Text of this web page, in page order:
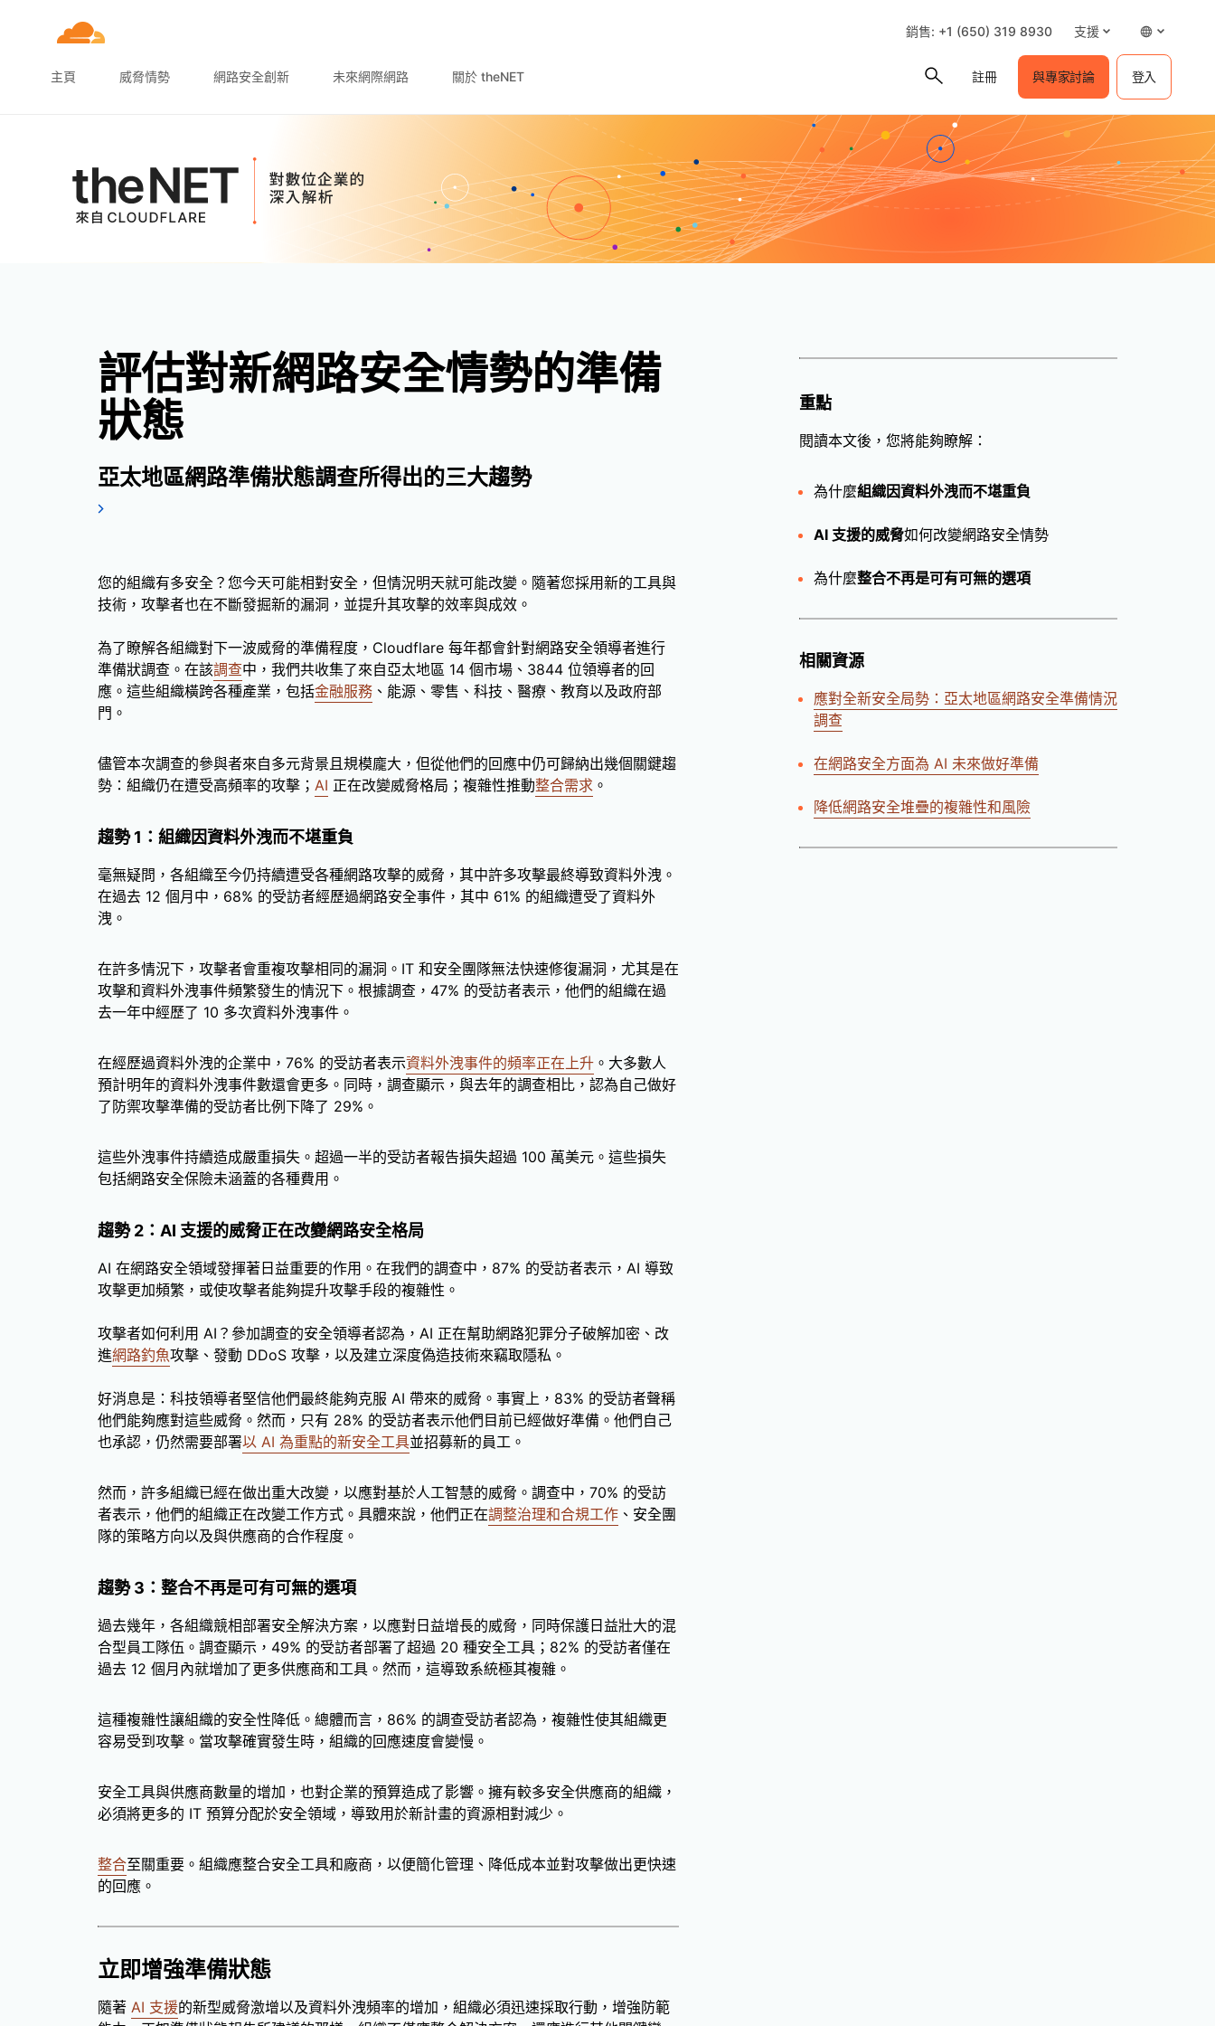
銷售: +1 (650) 319 8930 支援
主頁 威脅情勢 網路安全創新 未來網際網路 關於 theNET 註冊 與專家討論 登入
評估對新網路安全情勢的準備
狀態
亞太地區網路準備狀態調查所得出的三大趨勢
您的組織有多安全？您今天可能相對安全，但情況明天就可能改變。隨著您採用新的工具與
技術，攻擊者也在不斷發掘新的漏洞，並提升其攻擊的效率與成效。
為了瞭解各組織對下一波威脅的準備程度，Cloudflare 每年都會針對網路安全領導者進行
準備狀調查。在該調查中，我們共收集了來自亞太地區 14 個市場、3844 位領導者的回
應。這些組織橫跨各種產業，包括金融服務 、能源、零售、科技、醫療、教育以及政府部
門。
儘管本次調查的參與者來自多元背景且規模龐大，但從他們的回應中仍可歸納出幾個關鍵趨
勢：組織仍在遭受高頻率的攻擊； AI 正在改變威脅格局；複雜性推動整合需求 。
趨勢 1：組織因資料外洩而不堪重負
毫無疑問，各組織至今仍持續遭受各種網路攻擊的威脅，其中許多攻擊最終導致資料外洩。
在過去 12 個月中，68% 的受訪者經歷過網路安全事件，其中 61% 的組織遭受了資料外
洩。
在許多情況下，攻擊者會重複攻擊相同的漏洞。IT 和安全團隊無法快速修復漏洞，尤其是在
攻擊和資料外洩事件頻繁發生的情況下。根據調查，47% 的受訪者表示，他們的組織在過
去一年中經歷了 10 多次資料外洩事件。
在經歷過資料外洩的企業中，76% 的受訪者表示資料外洩事件的頻率正在上升 。大多數人
預計明年的資料外洩事件數還會更多。同時，調查顯示，與去年的調查相比，認為自己做好
了防禦攻擊準備的受訪者比例下降了 29%。
這些外洩事件持續造成嚴重損失。超過一半的受訪者報告損失超過 100 萬美元。這些損失
包括網路安全保險未涵蓋的各種費用。
趨勢 2：AI 支援的威脅正在改變網路安全格局
AI 在網路安全領域發揮著日益重要的作用。在我們的調查中，87% 的受訪者表示，AI 導致
攻擊更加頻繁，或使攻擊者能夠提升攻擊手段的複雜性。
攻擊者如何利用 AI？參加調查的安全領導者認為，AI 正在幫助網路犯罪分子破解加密、改
進網路釣魚攻擊、發動 DDoS 攻擊，以及建立深度偽造技術來竊取隱私。
好消息是：科技領導者堅信他們最終能夠克服 AI 帶來的威脅。事實上，83% 的受訪者聲稱
他們能夠應對這些威脅。然而，只有 28% 的受訪者表示他們目前已經做好準備。他們自己
也承認，仍然需要部署以 AI 為重點的新安全工具並招募新的員工。
然而，許多組織已經在做出重大改變，以應對基於人工智慧的威脅。調查中，70% 的受訪
者表示，他們的組織正在改變工作方式。具體來說，他們正在調整治理和合規工作 、安全團
隊的策略方向以及與供應商的合作程度。
趨勢 3：整合不再是可有可無的選項
過去幾年，各組織競相部署安全解決方案，以應對日益增長的威脅，同時保護日益壯大的混
合型員工隊伍。調查顯示，49% 的受訪者部署了超過 20 種安全工具；82% 的受訪者僅在
過去 12 個月內就增加了更多供應商和工具。然而，這導致系統極其複雜。
這種複雜性讓組織的安全性降低。總體而言，86% 的調查受訪者認為，複雜性使其組織更
容易受到攻擊。當攻擊確實發生時，組織的回應速度會變慢。
安全工具與供應商數量的增加，也對企業的預算造成了影響。擁有較多安全供應商的組織，
必須將更多的 IT 預算分配於安全領域，導致用於新計畫的資源相對減少。
整合至關重要。組織應整合安全工具和廠商，以便簡化管理、降低成本並對攻擊做出更快速
的回應。
立即增強準備狀態
隨著 AI 支援的新型威脅激增以及資料外洩頻率的增加，組織必須迅速採取行動，增強防範
重點
閱讀本文後，您將能夠瞭解：
為什麼組織因資料外洩而不堪重負
AI 支援的威脅如何改變網路安全情勢
為什麼整合不再是可有可無的選項
相關資源
應對全新安全局勢：亞太地區網路安全準備情況
調查
在網路安全方面為 AI 未來做好準備
降低網路安全堆疊的複雜性和風險